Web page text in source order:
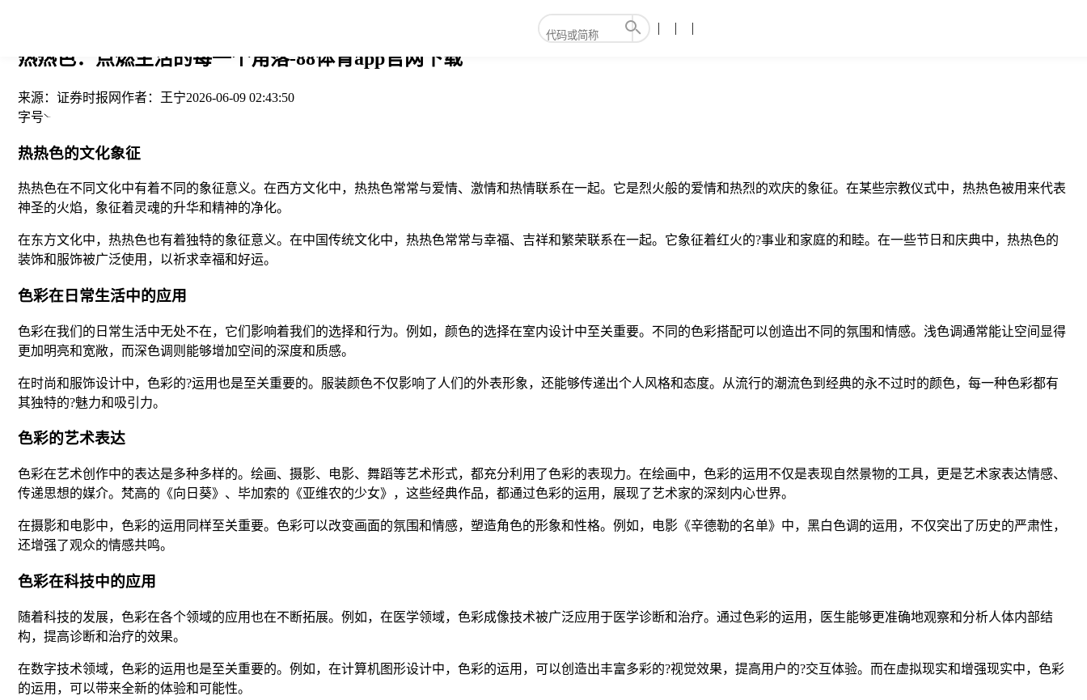
热热色：点燃生活的每一个角落-88体育app官网下载
来源： 证券时报网作者： 王宁2026-06-09 02:43:50
字号
热热色的文化象征
热热色在不同文化中有着不同的象征意义。在西方文化中，热热色常常与爱情、激情和热情联系在一起。它是烈火般的爱情和热烈的欢庆的象征。在某些宗教仪式中，热热色被用来代表
神圣的火焰，象征着灵魂的升华和精神的净化。
在东方文化中，热热色也有着独特的象征意义。在中国传统文化中，热热色常常与幸福、吉祥和繁荣联系在一起。它象征着红火的?事业和家庭的和睦。在一些节日和庆典中，热热色的
装饰和服饰被广泛使用，以祈求幸福和好运。
色彩在日常生活中的应用
色彩在我们的日常生活中无处不在，它们影响着我们的选择和行为。例如，颜色的选择在室内设计中至关重要。不同的色彩搭配可以创造出不同的氛围和情感。浅色调通常能让空间显得
更加明亮和宽敞，而深色调则能够增加空间的深度和质感。
在时尚和服饰设计中，色彩的?运用也是至关重要的。服装颜色不仅影响了人们的外表形象，还能够传递出个人风格和态度。从流行的潮流色到经典的永不过时的颜色，每一种色彩都有
其独特的?魅力和吸引力。
色彩的艺术表达
色彩在艺术创作中的表达是多种多样的。绘画、摄影、电影、舞蹈等艺术形式，都充分利用了色彩的表现力。在绘画中，色彩的运用不仅是表现自然景物的工具，更是艺术家表达情感、
传递思想的媒介。梵高的《向日葵》、毕加索的《亚维农的少女》，这些经典作品，都通过色彩的运用，展现了艺术家的深刻内心世界。
在摄影和电影中，色彩的运用同样至关重要。色彩可以改变画面的氛围和情感，塑造角色的形象和性格。例如，电影《辛德勒的名单》中，黑白色调的运用，不仅突出了历史的严肃性，
还增强了观众的情感共鸣。
色彩在科技中的应用
随着科技的发展，色彩在各个领域的应用也在不断拓展。例如，在医学领域，色彩成像技术被广泛应用于医学诊断和治疗。通过色彩的运用，医生能够更准确地观察和分析人体内部结
构，提高诊断和治疗的效果。
在数字技术领域，色彩的运用也是至关重要的。例如，在计算机图形设计中，色彩的运用，可以创造出丰富多彩的?视觉效果，提高用户的?交互体验。而在虚拟现实和增强现实中，色彩
的运用，可以带来全新的体验和可能性。